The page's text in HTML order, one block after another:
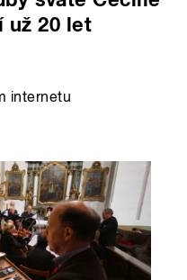
už 20 let
internetu